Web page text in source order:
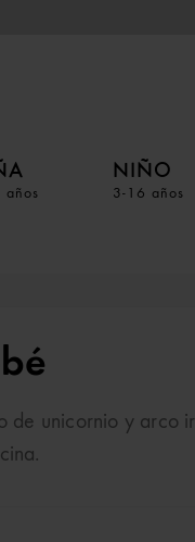
años
NIÑO
3-16 años
de unicornio y arco